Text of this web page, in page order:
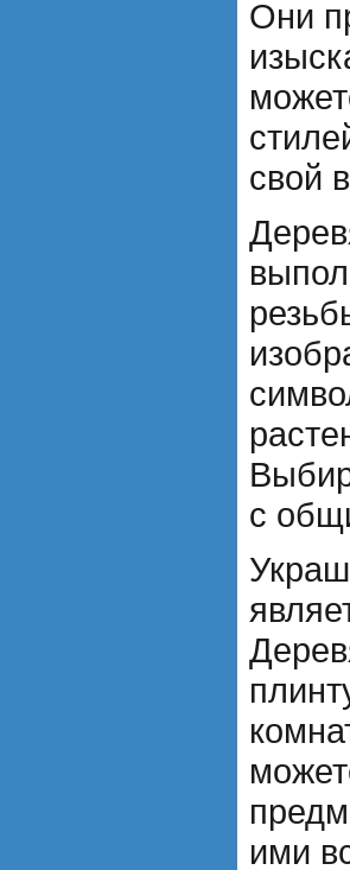
Они
свой
с
ими